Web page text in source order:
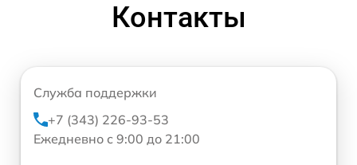
Контакты
Служба поддержки
+7 (343) 226-93-53
Ежедневно с 9:00 до 21:00